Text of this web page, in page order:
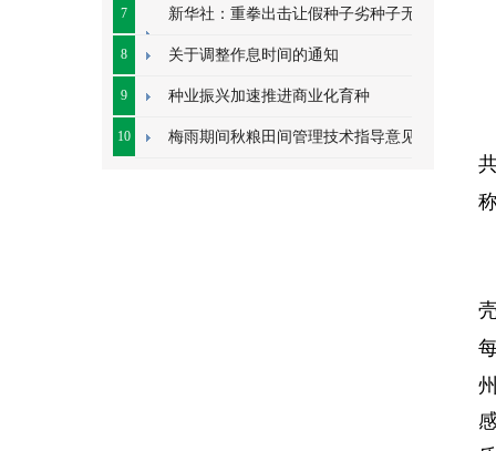
7 新华社：重拳出击让假种子劣种子无地
容身
8 关于调整作息时间的通知
9 种业振兴加速推进商业化育种
10 梅雨期间秋粮田间管理技术指导意见